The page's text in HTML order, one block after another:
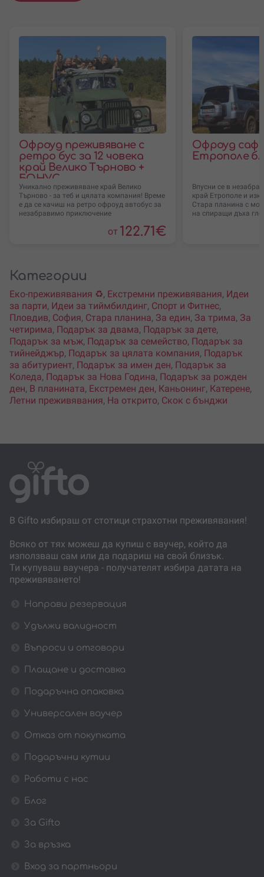
Офроуд преживяване с
ретро бус за 12 човека
край Велико Търново +
БОНУС
Уникално преживяване край Велико
Търново - за теб и цялата компания! Време
е да се качиш на ретро офроуд автобус за
незабравимо приключение
от 122.71€
Офроуд
Етрополе
Впусни се в
край Етрополе и
Стара планина с
на спиращи дъха
Категории
Еко-преживявания ♻️, Екстремни преживявания, Идеи
за парти, Идеи за тиймбилдинг, Спорт и Фитнес,
Пловдив, София, Стара планина, За един, За трима, За
четирима, Подарък за двама, Подарък за дете,
Подарък за мъж, Подарък за семейство, Подарък за
тийнейджър, Подарък за цялата компания, Подарък
за абитуриент, Подарък за имен ден, Подарък за
Коледа, Подарък за Нова Година, Подарък за рожден
ден, В планината, Екстремен ден, Каньонинг, Катерене,
Летни преживявания, На открито, Скок с бънджи
В Gifto избираш от стотици страхотни преживявания!
Всяко от тях можеш да купиш с ваучер, който да
използваш сам или да подариш на свой близък.
Ти купуваш ваучера - получателят избира датата на
преживяването!
Направи резервация
Удължи валидност
Въпроси и отговори
Плащане и доставка
Подаръчна опаковка
Универсален ваучер
Отказ от покупката
Подаръчни кутии
Работи с нас
Блог
За Gifto
За връзка
Вход за партньори